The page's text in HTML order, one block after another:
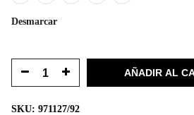
Desmarcar
AÑADIR AL
SKU: 971127/92